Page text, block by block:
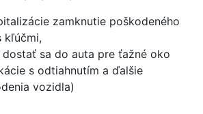
zamknutie poškodeného
kľúčmi,
sa do auta pre ťažné oko
s odtiahnutím a ďalšie
vozidla)